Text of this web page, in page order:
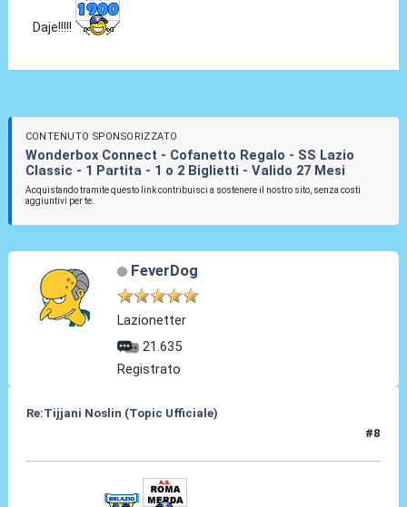
Daje!!!!!
CONTENUTO SPONSORIZZATO
Wonderbox Connect - Cofanetto Regalo - SS Lazio
Classic - 1 Partita - 1 o 2 Biglietti - Valido 27 Mesi
Acquistando tramite questo link contribuisci a sostenere il nostro sito, senza costi
aggiuntivi per te.
FeverDog
Lazionetter
21.635
Registrato
Re:Tijjani Noslin (Topic Ufficiale)
#8